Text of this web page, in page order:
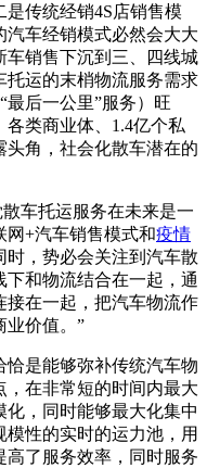
传统经销4S店销售模
车经销模式必然会大大
车销售下沉到三、四线城
托运的末梢物流服务需求
最后一公里”服务）旺
类商业体、1.4亿个私
头角，社会化散车潜在的
车托运服务在未来是一
网+汽车销售模式和疫情
时，势必会关注到汽车散
和物流结合在一起，通
接在一起，把汽车物流作
业价值。”
恰是能够弥补传统汽车物
在非常短的时间内最大
，同时能够最大化集中
性的实时的运力池，用
了服务效率，同时服务